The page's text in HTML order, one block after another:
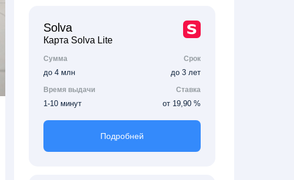
Solva
Карта Solva Lite
Сумма Срок
до 4 млн до 3 лет
Время выдачи Ставка
1-10 минут от 19,90 %
Подробней